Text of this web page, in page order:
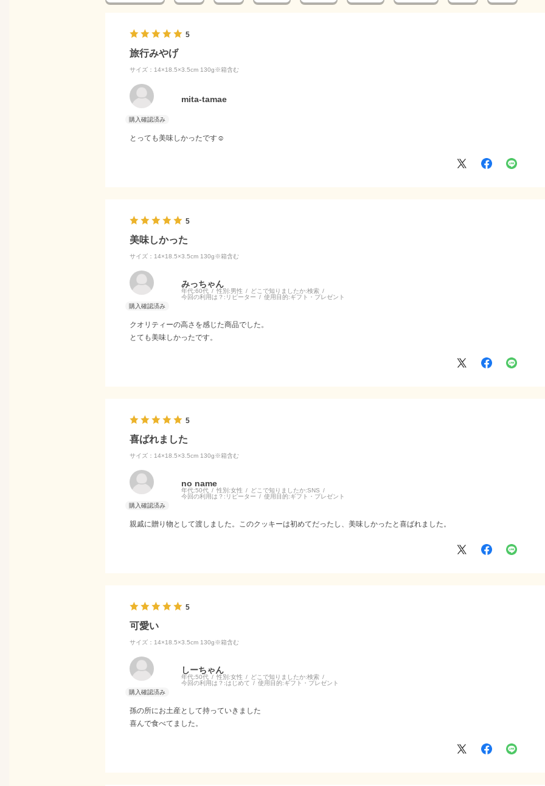
5
旅行みやげ
サイズ：14×18.5×3.5cm 130g※箱含む
mita-tamae
とっても美味しかったです☺
5
美味しかった
サイズ：14×18.5×3.5cm 130g※箱含む
みっちゃん
年代:60代 性別:男性 どこで知りましたか:検索
今回の利用は？: リピーター 使用目的:ギフト・プレゼント
クオリティーの高さを感じた商品でした。
とても美味しかったです。
5
喜ばれました
サイズ：14×18.5×3.5cm 130g※箱含む
no name
年代:50代 性別:女性 どこで知りましたか:SNS
今回の利用は？: リピーター 使用目的:ギフト・プレゼント
親戚に贈り物として渡しました。このクッキーは初めてだったし、美味しかったと喜ばれました。
5
可愛い
サイズ：14×18.5×3.5cm 130g※箱含む
しーちゃん
年代:50代 性別:女性 どこで知りましたか:検索
今回の利用は？:はじめて 使用目的:ギフト・プレゼント
孫の所にお土産として持っていきました
喜んで食べてました。